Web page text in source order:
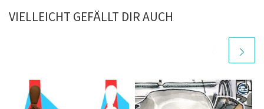
VIELLEICHT GEFÄLLT DIR AUCH